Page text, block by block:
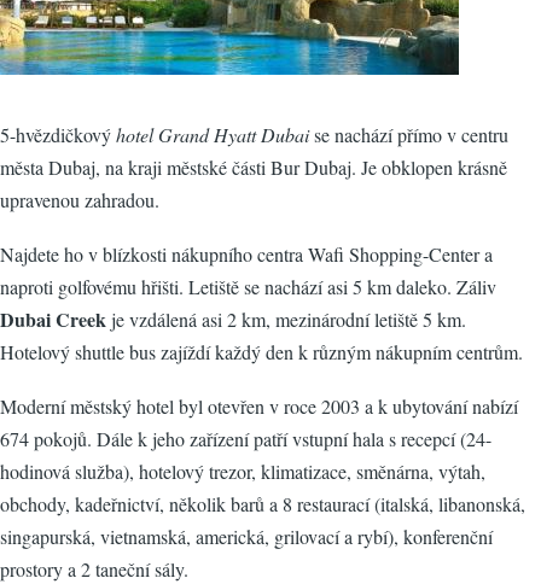
5-hvězdičkovýhotel Grand Hyatt Dubaise nachází přímo v centru
města Dubaj, na kraji městské části Bur Dubaj. Je obklopen krásně
upravenou zahradou.
Najdete ho v blízkosti nákupního centra Wafi Shopping-Center a
naproti golfovému hřišti. Letiště se nachází asi 5 km daleko. Záliv
Dubai Creekje vzdálená asi 2 km, mezinárodní letiště 5 km.
Hotelový shuttle bus zajíždí každý den k různým nákupním centrům.
Moderní městský hotel byl otevřen v roce 2003 a k ubytování nabízí
674 pokojů. Dále k jeho zařízení patří vstupní hala s recepcí (24-
hodinová služba), hotelový trezor, klimatizace, směnárna, výtah,
obchody, kadeřnictví, několik barů a 8 restaurací (italská, libanonská,
singapurská, vietnamská, americká, grilovací a rybí), konferenční
prostory a 2 taneční sály.